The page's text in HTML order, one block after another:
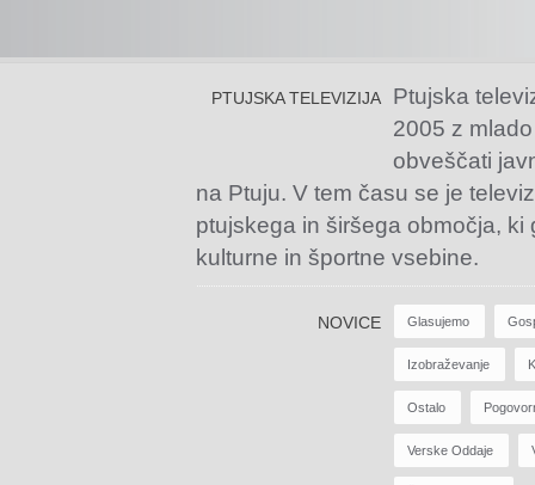
PTUJSKA TELEVIZIJA
Ptujska
2005 z
obveščati
na Ptuju. V tem času se je
ptujskega in širšega območja,
kulturne in športne vsebine.
NOVICE Glasujemo
Izobraževanje
Ostalo
Verske Oddaje